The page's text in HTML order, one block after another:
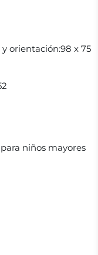
orientación:98 x 75
niños mayores